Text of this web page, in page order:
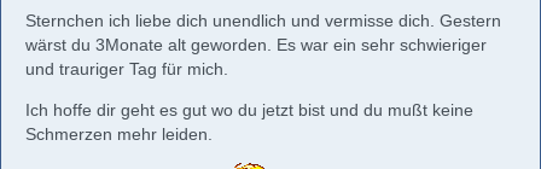
Sternchen ich liebe dich unendlich und vermisse dich. Gestern
wärst du 3Monate alt geworden. Es war ein sehr schwieriger
und trauriger Tag für mich.
Ich hoffe dir geht es gut wo du jetzt bist und du mußt keine
Schmerzen mehr leiden.